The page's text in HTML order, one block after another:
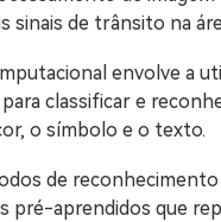
sinais de trânsito na
envolve a
classificar e
o símbolo e o texto.
de
pré-aprendidos que